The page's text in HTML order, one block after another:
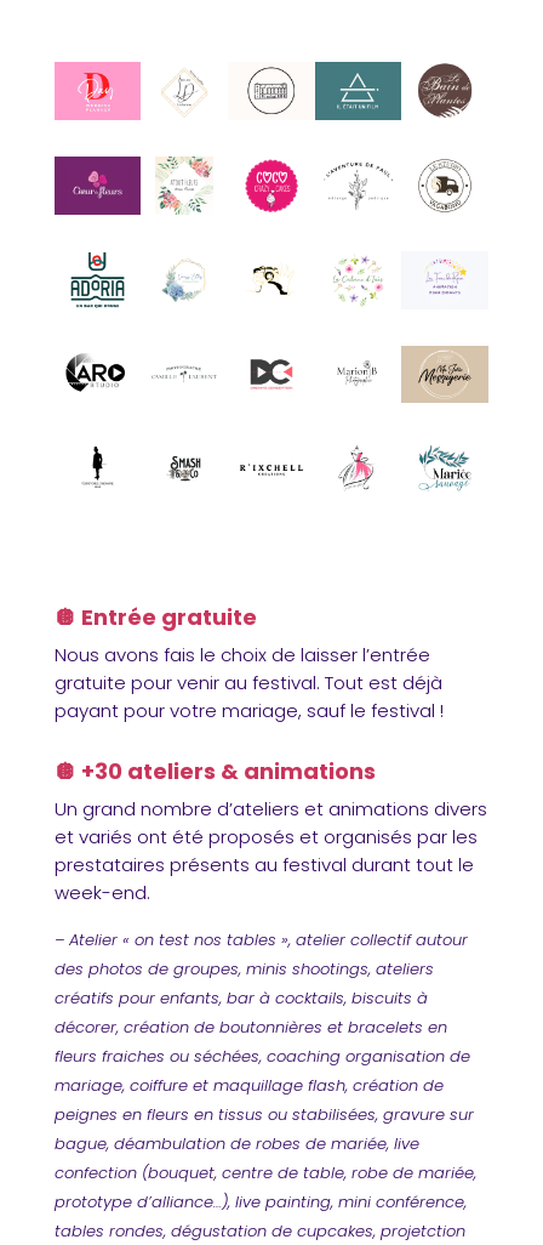
🪩 Entrée gratuite
Nous avons fais le choix de laisser l’entrée
gratuite pour venir au festival. Tout est déjà
payant pour votre mariage, sauf le festival !
🪩 +30 ateliers & animations
Un grand nombre d’ateliers et animations divers
et variés ont été proposés et organisés par les
prestataires présents au festival durant tout le
week-end.
– Atelier « on test nos tables », atelier collectif autour
des photos de groupes, minis shootings, ateliers
créatifs pour enfants, bar à cocktails, biscuits à
décorer, création de boutonnières et bracelets en
fleurs fraiches ou séchées, coaching organisation de
mariage, coiffure et maquillage flash, création de
peignes en fleurs en tissus ou stabilisées, gravure sur
bague, déambulation de robes de mariée, live
confection (bouquet, centre de table, robe de mariée,
prototype d’alliance…), live painting, mini conférence,
tables rondes, dégustation de cupcakes, projetction